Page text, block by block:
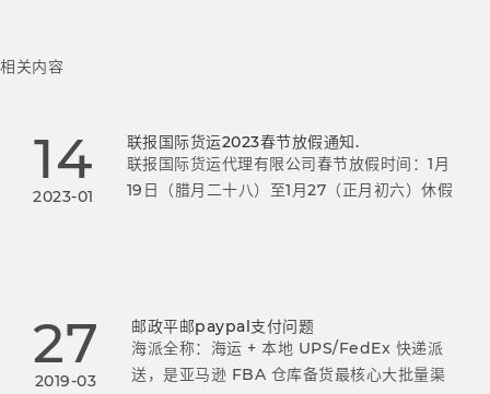
相关内容
14
2023-01
联报国际货运2023春节放假通知.
联报国际货运代理有限公司春节放假时间：1月
19日（腊月二十八）至1月27（正月初六）休假
27
2019-03
邮政平邮paypal支付问题
海派全称：海运 + 本地 UPS/FedEx 快递派
送，是亚马逊 FBA 仓库备货最核心大批量渠